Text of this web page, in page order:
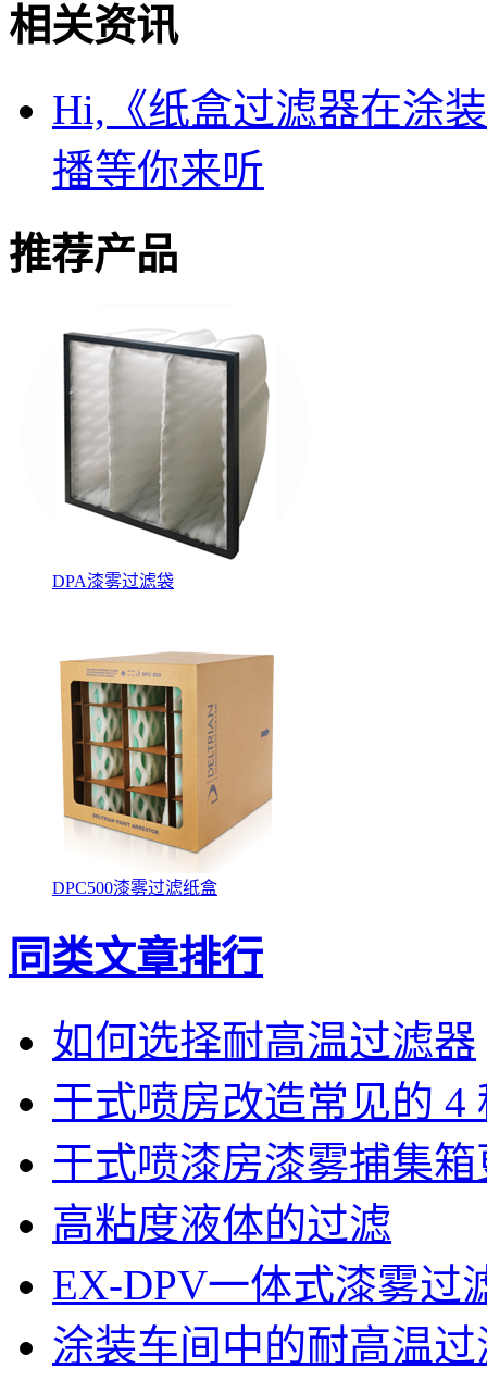
相关资讯
Hi,《纸盒过滤器在涂
播等你来听
推荐产品
DPA漆雾过滤袋
DPC500漆雾过滤纸盒
同类文章排行
如何选择耐高温过滤器
干式喷房改造常见的
干式喷漆房漆雾捕集
高粘度液体的过滤
EX-DPV一体式漆雾过
涂装车间中的耐高温过